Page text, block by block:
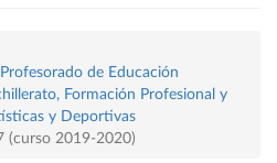
de Educación
Formación Profesional y
y Deportivas
(curso 2019-2020)